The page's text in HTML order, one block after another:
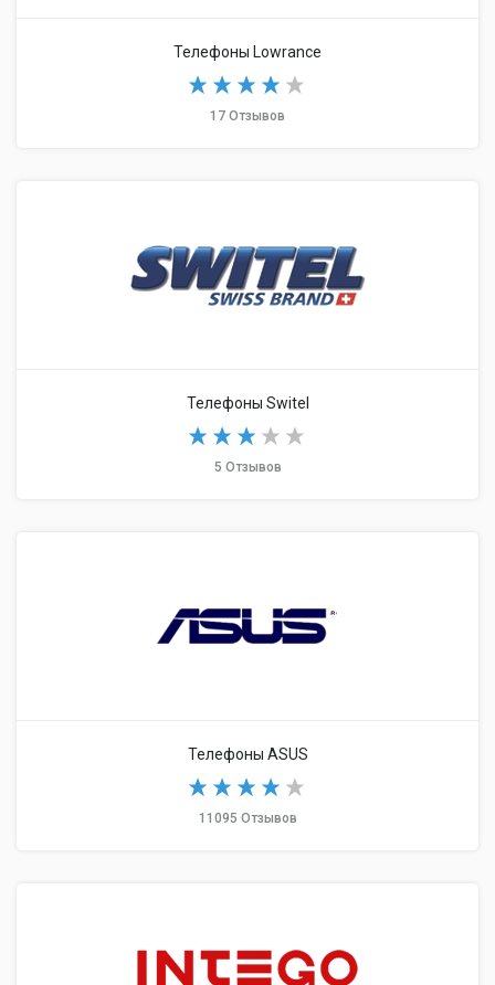
Телефоны Lowrance
17 Отзывов
Телефоны Switel
5 Отзывов
Телефоны ASUS
11095 Отзывов